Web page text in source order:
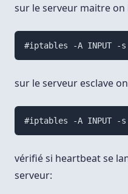
sur le serveur maitre on
#iptables -A INPUT -
sur le serveur esclave
#iptables -A INPUT -
vérifié si heartbeat se
serveur: